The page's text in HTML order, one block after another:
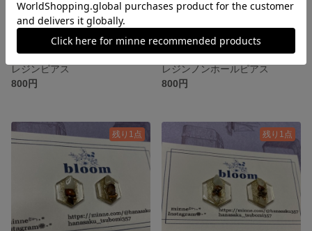
レジンピアス
800円
レジンノンホールピアス
800円
残り1点 残り1点